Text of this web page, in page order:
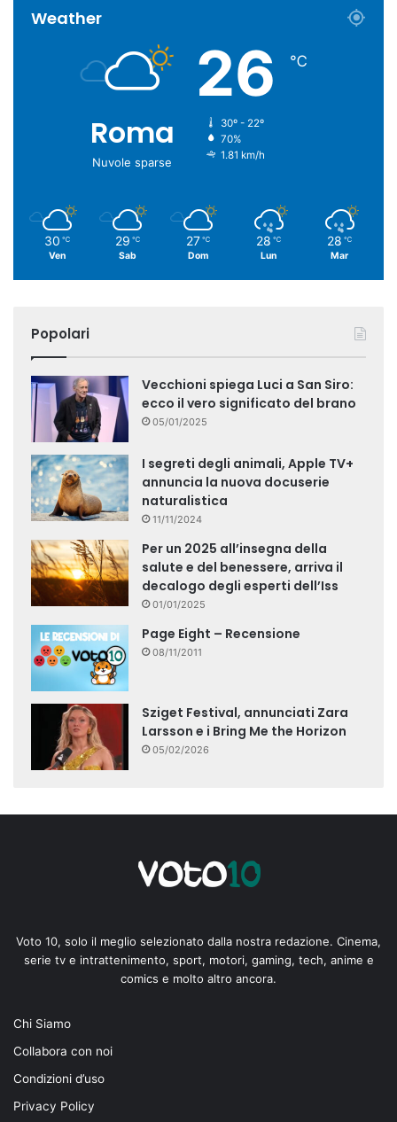
Weather
Roma
Nuvole sparse
26 ℃
30º - 22º
70%
1.81 km/h
30 ℃
Ven
29 ℃
Sab
27 ℃
Dom
28 ℃
Lun
28 ℃
Mar
Popolari
Vecchioni spiega Luci a San Siro:
ecco il vero significato del brano
05/01/2025
I segreti degli animali, Apple TV+
annuncia la nuova docuserie
naturalistica
11/11/2024
Per un 2025 all’insegna della
salute e del benessere, arriva il
decalogo degli esperti dell’Iss
01/01/2025
Page Eight – Recensione
08/11/2011
Sziget Festival, annunciati Zara
Larsson e i Bring Me the Horizon
05/02/2026
Voto 10, solo il meglio selezionato dalla nostra redazione. Cinema,
serie tv e intrattenimento, sport, motori, gaming, tech, anime e
comics e molto altro ancora.
Chi Siamo
Collabora con noi
Condizioni d’uso
Privacy Policy